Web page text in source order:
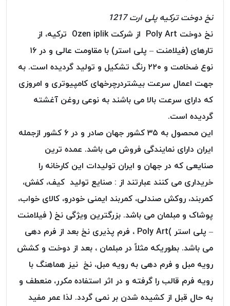
KORD
نخ
توری
نخ
توری
پلیسه
کرد
OMEGA
نخ
توری
پلیسه
پلاس
PPLUS
نخ
توری
پلیسه
بتا
KORD
BETA
نخ دوخت ترکیه پلی ارت 1217
نخ دوخت Poly Art از شرکت Ozen iplik ترکیه، از
تارهای (فیلامنت – پلی استر) با مقاومت عالی و در ۱۶
نوع ضخامت و ۲۲۰ رنگ تشکیل و تولید گردیده است. به
جهت اعمال سرعت بیشتردرچرخهای کامپیوتری و امروزی
که دارای سرعت بالا می باشند به نوعی روغن آغشته
گردیده است.
این محصول به ۳۵ کشور جهان صادر و در ۶ کشور ازجمله
ایران دارای نمایندگی فروش می باشد. عمده ترین
صنایعی که در جهان و ایران تولیدات این کارخانه را
خریداری می کنند عبارتند از : صنایع تولید کیف، کفش،
کمربند، روکش صندلی، کمربند ایمنی خودرو، کالای خواب،
پوشاک و مبلمان می باشد. بزرگترین ویژگی نخ ( فیلامنت
– پلی استر )Poly Art ، فرم پذیری نخ بعد از فرم دهی
می باشد. بطوریکه مثلاً در مبلمان ، بعد از دوخت و کشش
رویه مبل و فرم دهی به رویه مبل، نخ نیز هماهنگ با
رویه فرم قالب را گرفته و در اثر استفاده مکرر، منعطف و
به حال قبل از کشیده شدن بر نمی گردد. لذا عمر مفید